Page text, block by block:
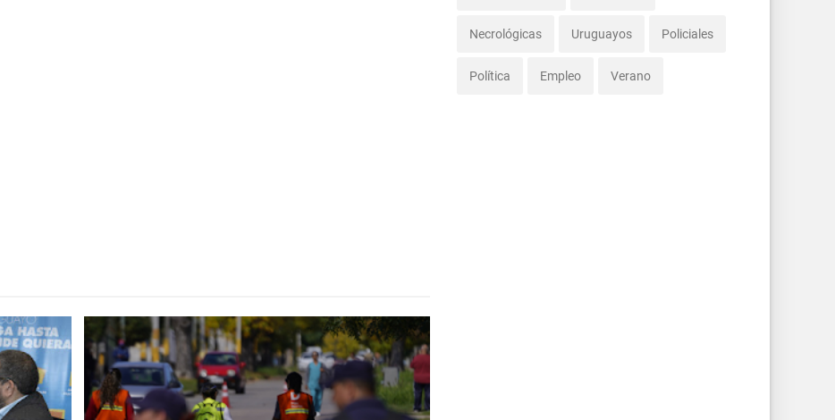
Necrológicas Uruguayos Policiales
Política Empleo Verano